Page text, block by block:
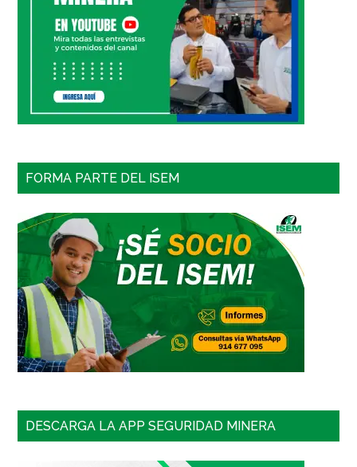
FORMA PARTE DEL ISEM
DESCARGA LA APP SEGURIDAD MINERA